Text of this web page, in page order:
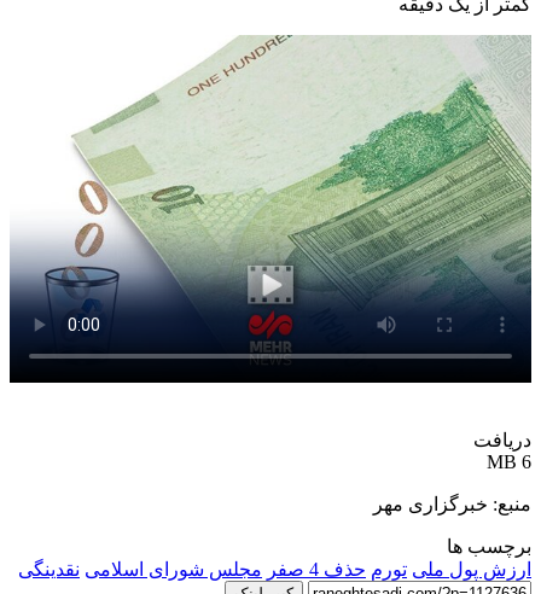
دریافت
6 MB
منبع: خبرگزاری مهر
برچسب ها
ارزش پول ملی تورم حذف 4 صفر مجلس شورای اسلامی نقدینگی